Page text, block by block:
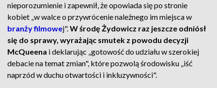
nieporozumienie i zapewnił, że opowiada się po stronie
kobiet „w walce o przywrócenie należnego im miejsca w
branży filmowej".W środę Żydowicz raz jeszcze odniósł
się do sprawy, wyrażając smutek z powodu decyzji
McQueena i deklarując „gotowość do udziału w szerokiej
debacie na temat zmian", które pozwolą środowisku „iść
naprzód w duchu otwartości i inkluzywności".